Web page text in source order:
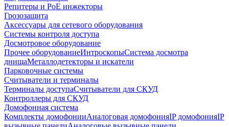
Репитеры и PoE инжекторы
Грозозащита
Аксессуары для сетевого оборудования
Системы контроля доступа
Досмотровое оборудование
Прочее оборудованиеИнтроскопыСистема досмотра
днищаМеталлодетекторы и искатели
Парковочные системы
Считыватели и терминалы
Терминалы доступаСчитыватели для СКУД
Контроллеры для СКУД
Домофонная система
Комплекты домофонииАналоговая домофонияIP домофонияIP